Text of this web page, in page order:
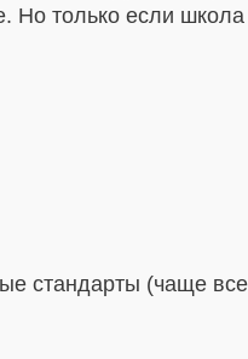
Но только если школа
стандарты (чаще